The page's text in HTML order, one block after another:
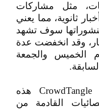
مثل مشاركات
ثانوية، مما يعني
سوف تشهد
وقد انخفضت عدة
والجمعة
وقد أكدت خدمة التحليل CrowdTangle هذه
القادمة من